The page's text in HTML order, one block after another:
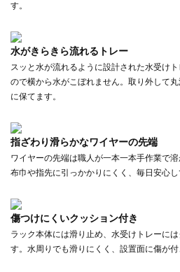
す。
水がきらきら流れるトレー
スッと水が流れるように設計された水受け
ので横から水がこぼれません。取り外して
に保てます。
指ざわり滑らかなワイヤーの先端
ワイヤーの先端は職人が一本一本手作業で
布巾や指先に引っかかりにくく、毎日安心し
傷つけにくいクッション付き
ラック本体には滑り止め、水受けトレーに
す。水周りでも滑りにくく、設置面に傷が付